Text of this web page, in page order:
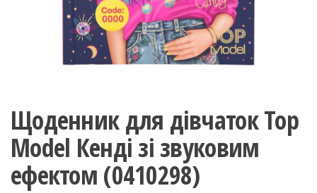
Щоденник для дівчаток Top
Model Кенді зі звуковим
ефектом (0410298)